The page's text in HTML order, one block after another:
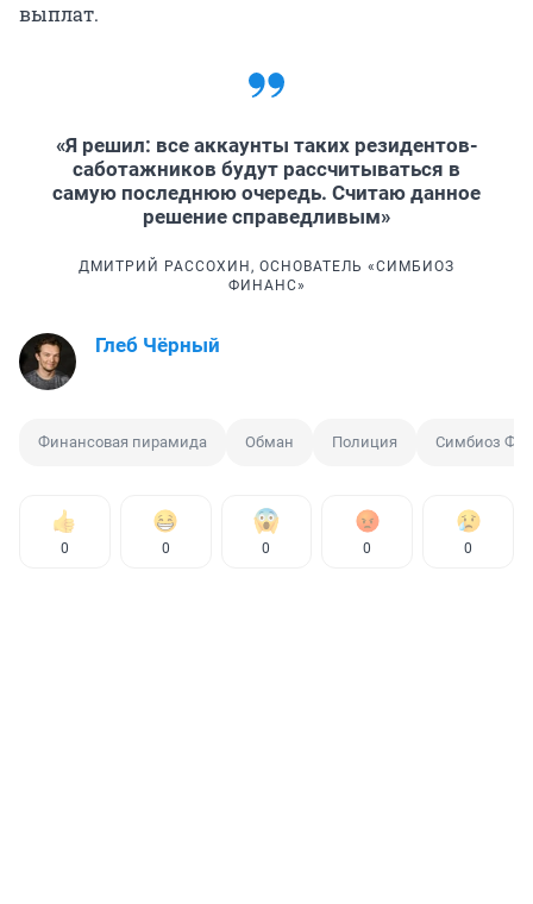
выплат.
«Я решил: все аккаунты таких резидентов-
саботажников будут рассчитываться в
самую последнюю очередь. Считаю данное
решение справедливым»
ДМИТРИЙ РАССОХИН, ОСНОВАТЕЛЬ «СИМБИОЗ
ФИНАНС»
Глеб Чёрный
Финансовая пирамида Обман Полиция Симбиоз
0 0 0 0 0